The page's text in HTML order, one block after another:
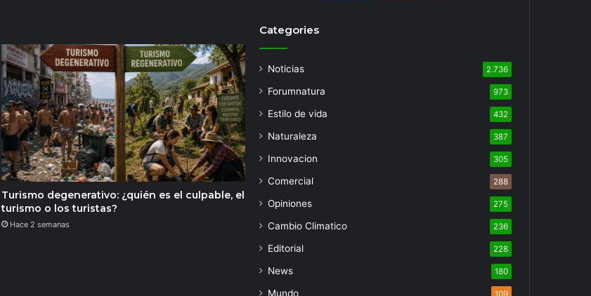
Turismo degenerativo: ¿quién es el culpable, el
turismo o los turistas?
Hace 2 semanas
Categories
Noticias 2.736
Forumnatura 973
Estilo de vida 432
Naturaleza 387
Innovacion 305
Comercial 288
Opiniones 275
Cambio Climatico 236
Editorial 228
News 180
Mundo 109